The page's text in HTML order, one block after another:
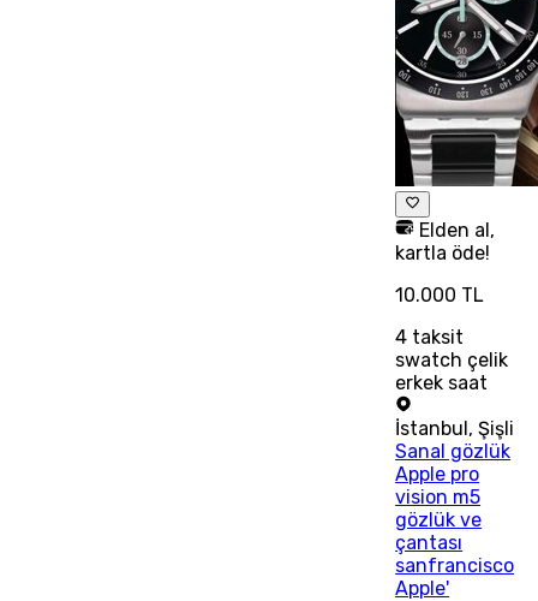
Elden al,
kartla öde!
10.000 TL
4 taksit
swatch çelik
erkek saat
İstanbul,Şişli
Sanal gözlük
Apple pro
vision m5
gözlük ve
çantası
sanfrancisco
Apple'